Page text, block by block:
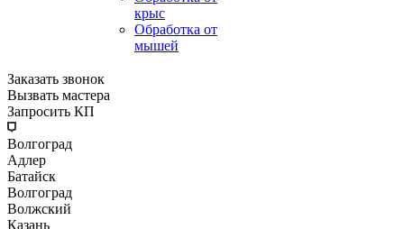
крыс
Обработка от
мышей
Заказать звонок
Вызвать мастера
Запросить КП
Волгоград
Адлер
Батайск
Волгоград
Волжский
Казань